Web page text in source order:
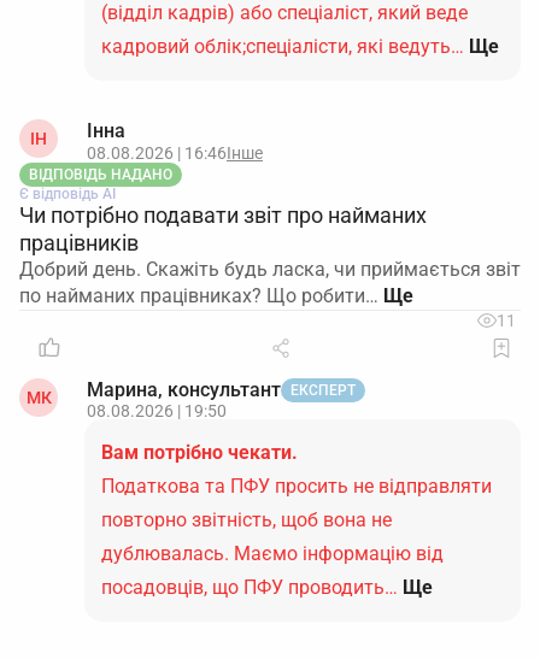
(відділ кадрів) або спеціаліст, який веде
кадровий облік;спеціалісти, які ведуть… Ще
ІН Інна
08.08.2026 | 16:46Інше
ВІДПОВІДЬ НАДАНО
Є відповідь АІ
Чи потрібно подавати звіт про найманих
працівників
Добрий день. Скажіть будь ласка, чи приймається звіт
по найманих працівниках? Що робити…
11
МК Марина, консультант ЕКСПЕРТ
08.08.2026 | 19:50
Вам потрібно чекати.
Податкова та ПФУ просить не відправляти
повторно звітність, щоб вона не
дублювалась. Маємо інформацію від
посадовців, що ПФУ проводить… Ще